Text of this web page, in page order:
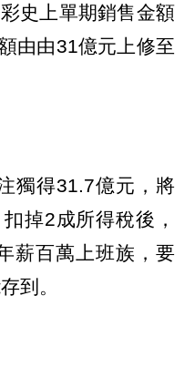
史上單期銷售金額
由由31億元上修至
獨得31.7億元，將
掉2成所得稅後，
薪百萬上班族，要
到。